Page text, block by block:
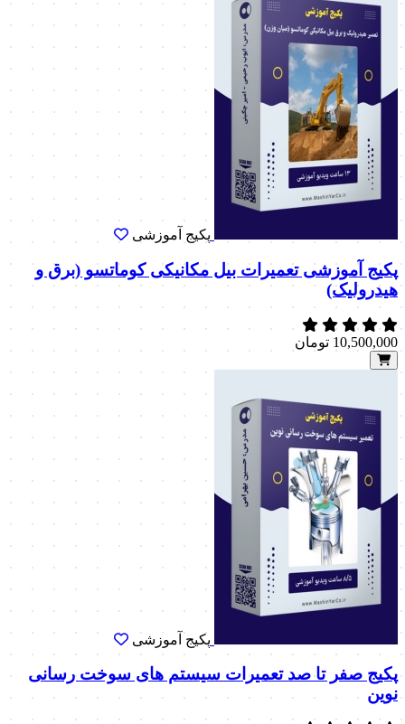
پکیج آموزشی
پکیج آموزشی تعمیرات بیل مکانیکی کوماتسو (برق و
هیدرولیک)
10,500,000 تومان
پکیج آموزشی
پکیج صفر تا صد تعمیرات سیستم های سوخت رسانی
نوین